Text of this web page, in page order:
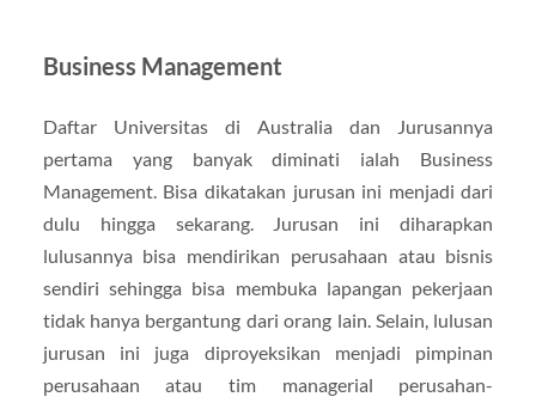
Business Management
Daftar Universitas di Australia dan Jurusannya
pertama yang banyak diminati ialah Business
Management. Bisa dikatakan jurusan ini menjadi dari
dulu hingga sekarang. Jurusan ini diharapkan
lulusannya bisa mendirikan perusahaan atau bisnis
sendiri sehingga bisa membuka lapangan pekerjaan
tidak hanya bergantung dari orang lain. Selain, lulusan
jurusan ini juga diproyeksikan menjadi pimpinan
perusahaan atau tim managerial perusahan-